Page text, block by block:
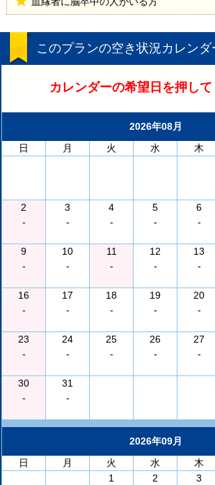
このプランの空き状況カレンダ
カレンダーの希望日を押し
2026年08月
日
月 火 水 木
2
-
3
-
4
-
5
-
6
-
9
-
10
-
11
-
12
-
13
-
16
-
17
-
18
-
19
-
20
-
23
-
24
-
25
-
26
-
27
-
30
-
31
-
2026年09月
日
月 火 水 木
1
2
3